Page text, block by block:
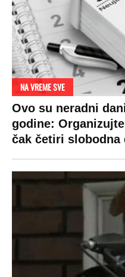
DRAMA ZBOG LJUBAVNE PRIČE
Zbog svadbe
proradio
tako: "Ti si svoje